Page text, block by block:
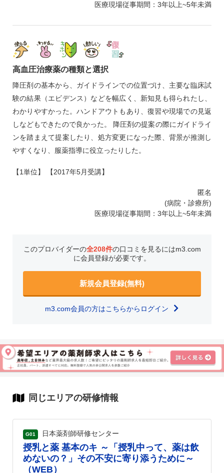
医療現場従事期間：3年以上~5年未満
高血圧治療薬の種類と選択
降圧剤の基本から、ガイドラインでの位置づけ、主要な臨床試
験の結果（エビデンス）などを幅広く、新知見も得られたし、
わかりやすかった。ハンドアウトもあり、復習や現場での見返
しなどもできたので良かった。 降圧剤の提案の際にガイドライ
ンを踏まえて提案したり、処方変更になった際、背景が推測し
やすくなり、服薬指導に役立ったりした。
【1単位】 【2017年5月受講】
匿名
(病院・診療所)
医療現場従事期間：3年以上~5年未満
このプロバイダーの全208件の口コミを見るにはm3.com
に会員登録が必要です。
新規会員登録(無料)
m3.com会員の方はこちらからログイン
同じエリアの研修情報
G01 日本薬剤師研修センター
授乳と薬 基本のキ ～「授乳中って、薬は飲
めないの？」その不安に寄り添うために～
（WEB）